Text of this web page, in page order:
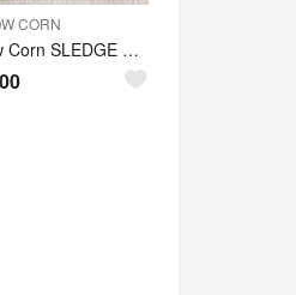
CORN
yellow Corn SLEDGE HAMMER バイク用 手袋